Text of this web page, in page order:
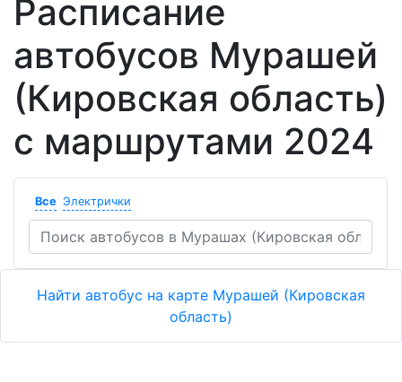
Расписание
автобусов Мурашей
(Кировская область)
с маршрутами 2024
Все Электрички
Найти автобус на карте Мурашей (Кировская
область)